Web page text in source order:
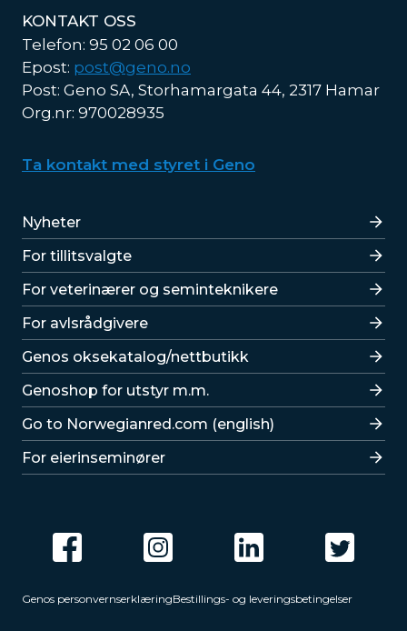
KONTAKT OSS
Telefon: 95 02 06 00
Epost: post@geno.no
Post: Geno SA, Storhamargata 44, 2317 Hamar
Org.nr: 970028935
Ta kontakt med styret i Geno
Lenker
Nyheter
For tillitsvalgte
For veterinærer og seminteknikere
For avlsrådgivere
Lenker
Genos oksekatalog/nettbutikk
Genoshop for utstyr m.m.
Go to Norwegianred.com (english)
For eierinseminører
Genos personvernserklæringBestillings- og leveringsbetingelser